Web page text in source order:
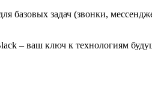
базовых задач (звонки,
– ваш ключ к технологиям